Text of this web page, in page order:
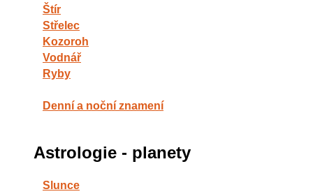
Štír
Střelec
Kozoroh
Vodnář
Ryby
Denní a noční znamení
Astrologie - planety
Slunce